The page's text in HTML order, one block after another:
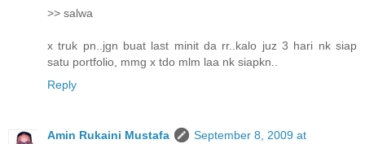
>> salwa
x truk pn..jgn buat last minit da rr..kalo juz 3 hari nk siap
satu portfolio, mmg x tdo mlm laa nk siapkn..
Reply
Amin Rukaini Mustafa
September 8, 2009 at